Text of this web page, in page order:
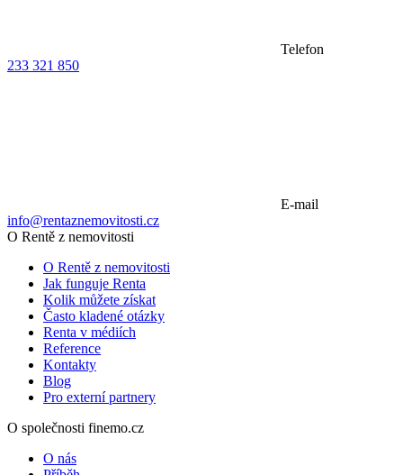
Telefon
233 321 850
E-mail
info@rentaznemovitosti.cz
O Rentě z nemovitosti
O Rentě z nemovitosti
Jak funguje Renta
Kolik můžete získat
Často kladené otázky
Renta v médiích
Reference
Kontakty
Blog
Pro externí partnery
O společnosti finemo.cz
O nás